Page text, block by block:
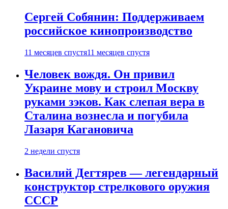
Сергей Собянин: Поддерживаем
российское кинопроизводство
11 месяцев спустя11 месяцев спустя
Человек вождя. Он привил
Украине мову и строил Москву
руками зэков. Как слепая вера в
Сталина вознесла и погубила
Лазаря Кагановича
2 недели спустя
Василий Дегтярев — легендарный
конструктор стрелкового оружия
СССР